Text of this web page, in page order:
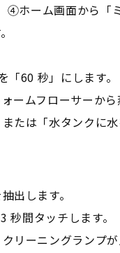
ホーム画面から「
60 秒」にします。
ムフローサーから
は「水タンクに
出します。
間タッチします。
リーニングランプが